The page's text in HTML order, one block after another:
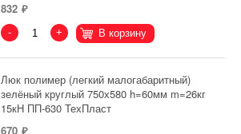
832
- + В корзину
Люк полимер (легкий малогабаритный)
зелёный круглый 750х580 h=60мм m=26кг
15кН ПП-630 ТехПласт
670